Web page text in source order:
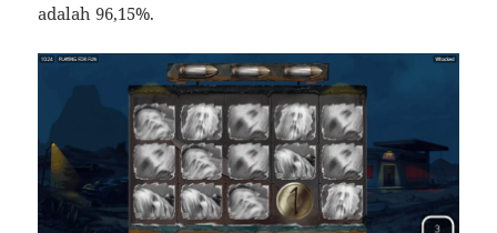
adalah 96,15%.